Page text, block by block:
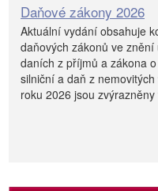
Daňové zákony 2026
Aktuální vydání obsahuje
daňových zákonů ve
daních z příjmů a zákona
silniční a daň z
roku 2026 jsou